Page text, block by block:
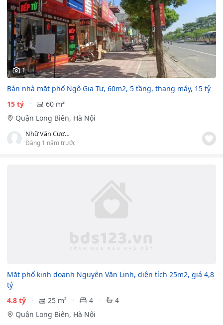
1
Bán nhà mặt phố Ngô Gia Tự, 60m2, 5 tầng, thang máy, 15 tỷ
15 tỷ
60 m²
Quận Long Biên, Hà Nội
Nhữ Văn Cương
Đăng 1 năm trước
Mặt phố kinh doanh Nguyễn Văn Linh, diện tích 25m2, giá 4,8
tỷ
4.8 tỷ
25 m² 4
4
Quận Long Biên, Hà Nội